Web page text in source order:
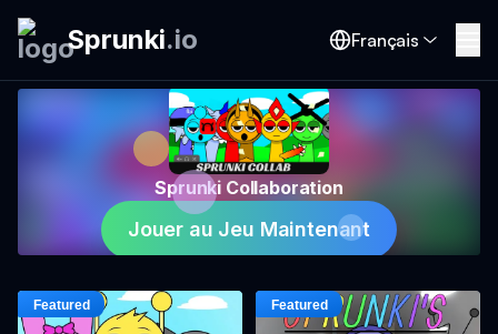
Sprunki.io Français
Sprunki Collaboration
Jouer au Jeu Maintenant